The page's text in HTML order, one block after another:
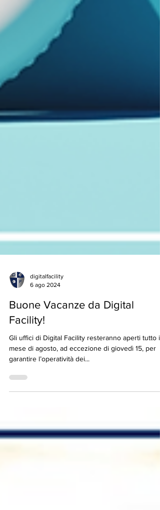
digitalfacility
Buone Vacanze da Digital
Facility!
Gli uffici di Digital Facility resteranno aperti tutto il
mese di agosto, ad eccezione di giovedì 15, per